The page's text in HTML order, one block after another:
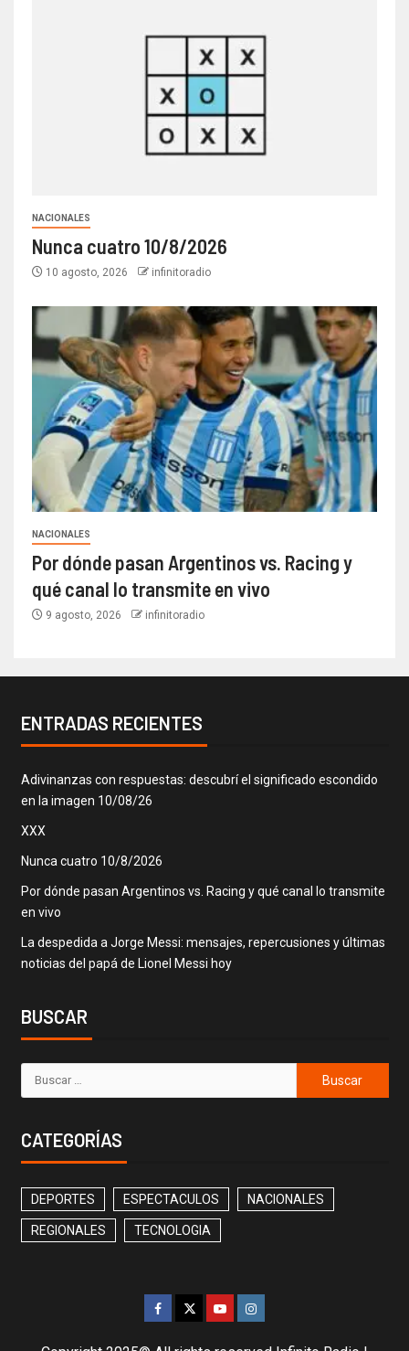
NACIONALES
Nunca cuatro 10/8/2026
10 agosto, 2026 infinitoradio
NACIONALES
Por dónde pasan Argentinos vs. Racing y
qué canal lo transmite en vivo
9 agosto, 2026 infinitoradio
ENTRADAS RECIENTES
Adivinanzas con respuestas: descubrí el significado escondido
en la imagen 10/08/26
XXX
Nunca cuatro 10/8/2026
Por dónde pasan Argentinos vs. Racing y qué canal lo transmite
en vivo
La despedida a Jorge Messi: mensajes, repercusiones y últimas
noticias del papá de Lionel Messi hoy
BUSCAR
CATEGORÍAS
DEPORTES ESPECTACULOS NACIONALES
REGIONALES TECNOLOGIA